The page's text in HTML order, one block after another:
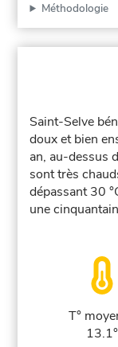
Méthodologie
Saint-Selve
doux et bien
an, au-dessus
sont très
dépassant 30
une
T°
13.1°